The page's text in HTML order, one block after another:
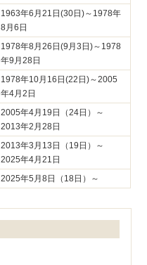
1963年6月21日(30日)～1978年
8月6日
1978年8月26日(9月3日)～1978
年9月28日
1978年10月16日(22日)～2005
年4月2日
2005年4月19日（24日）～
2013年2月28日
2013年3月13日（19日）～
2025年4月21日
2025年5月8日（18日）～